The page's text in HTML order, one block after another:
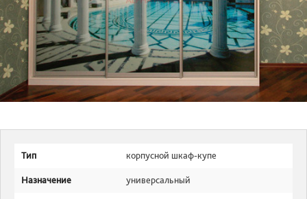
Тип корпусной шкаф-купе
Назначение универсальный